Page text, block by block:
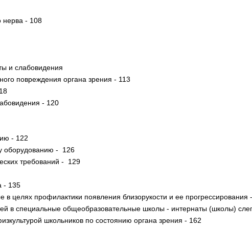
нерва - 108
и слабовидения
повреждения органа зрения - 113
- 120
- 122
оборудованию - 126
требований - 129
- 135
целях профилактики появления близорукости и ее прогрессирования
в специальные общеобразовательные школы - интернаты (школы)
школьников по состоянию органа зрения - 162